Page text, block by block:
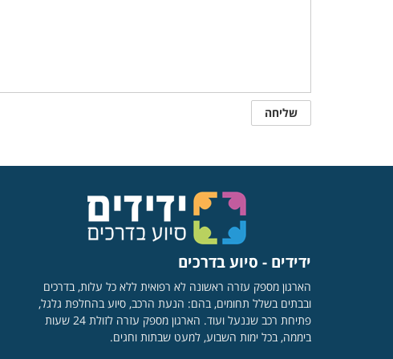
ידידים - סיוע בדרכים
הארגון מספק עזרה ראשונה לא רפואית ללא כל עלות, בדרכים
ובבתים בשלל תחומים, בהם: הנעת הרכב, סיוע בהחלפת גלגל,
פתיחת רכב שננעל ועוד. הארגון מספק עזרה לזולת 24 שעות
ביממה, בכל ימות השבוע, למעט שבתות וחגים.